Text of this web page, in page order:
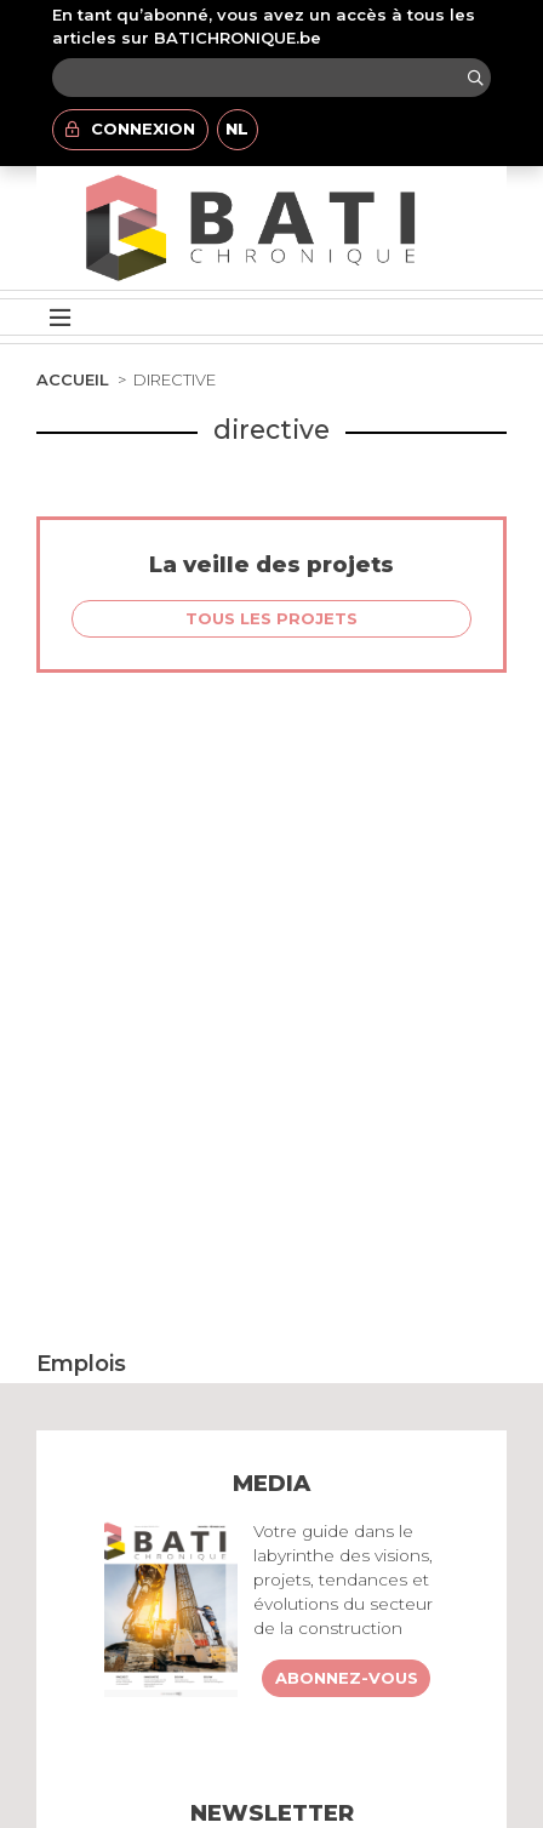
En tant qu’abonné, vous avez un accès à tous les
articles sur BATICHRONIQUE.be
CONNEXION NL
ACCUEIL DIRECTIVE
directive
La veille des projets
TOUS LES PROJETS
Emplois
MEDIA
Votre guide dans le
labyrinthe des visions,
projets, tendances et
évolutions du secteur
de la construction
ABONNEZ-VOUS
NEWSLETTER